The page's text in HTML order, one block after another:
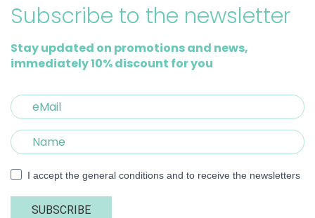
Subscribe to the newsletter
Stay updated on promotions and news,
immediately 10% discount for you
I accept the general conditions and to receive the newsletters
SUBSCRIBE